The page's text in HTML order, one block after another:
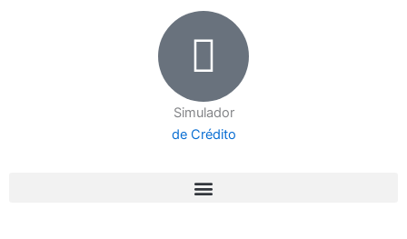
Simulador
de Crédito